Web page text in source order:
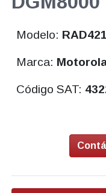
Modelo:
Marca:
Código SAT: